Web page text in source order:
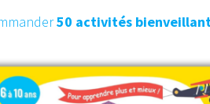
50 activités